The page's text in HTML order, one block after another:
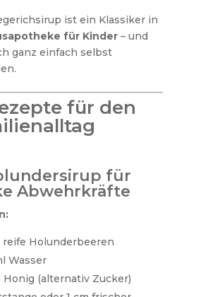
ist ein Klassiker in
für Kinder– und
ganz einfach selbst
für den
für
Abwehrkräfte
reife Holunderbeeren
Wasser
Honig (alternativ Zucker)